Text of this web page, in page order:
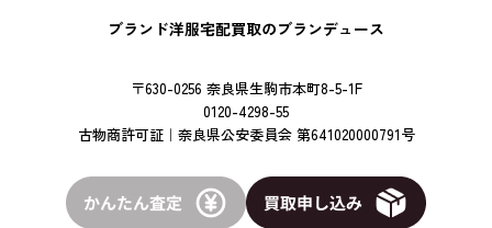
ブランド洋服宅配買取のブランデュース
〒630-0256 奈良県生駒市本町8-5-1F
0120-4298-55
古物商許可証｜奈良県公安委員会 第641020000791号